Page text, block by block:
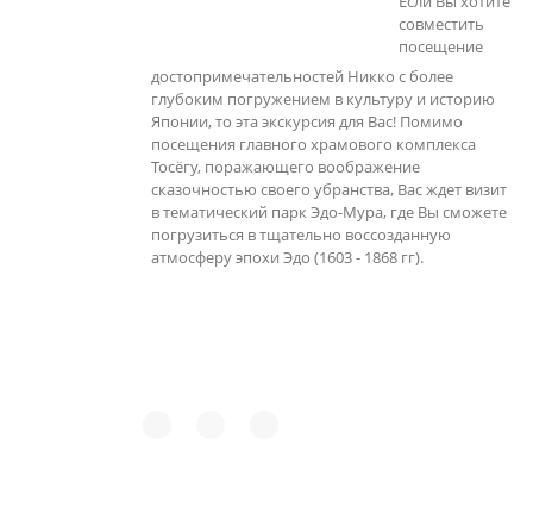
совместить
посещение
достопримечательностей Никко с более
глубоким погружением в культуру и историю
Японии, то эта экскурсия для Вас! Помимо
посещения главного храмового комплекса
Тосёгу, поражающего воображение
сказочностью своего убранства, Вас ждет визит
в тематический парк Эдо-Мура, где Вы сможете
погрузиться в тщательно воссозданную
атмосферу эпохи Эдо (1603 - 1868 гг).